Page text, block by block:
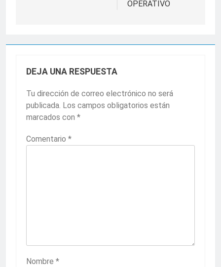
OPERATIVO
DEJA UNA RESPUESTA
Tu dirección de correo electrónico no será
publicada. Los campos obligatorios están
marcados con *
Comentario *
Nombre *